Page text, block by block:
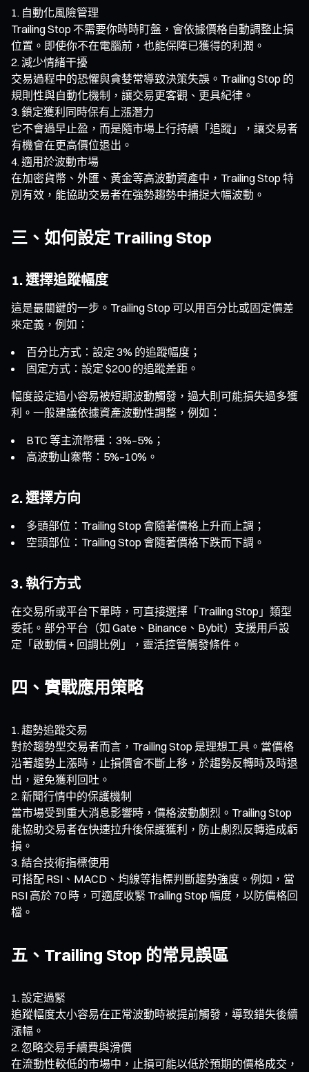
自動化風險管理
Trailing Stop 不需要你時時盯盤，會依據價格自動調整止損
位置。即使你不在電腦前，也能保障已獲得的利潤。
減少情緒干擾
交易過程中的恐懼與貪婪常導致決策失誤。Trailing Stop 的
規則性與自動化機制，讓交易更客觀、更具紀律。
鎖定獲利同時保有上漲潛力
它不會過早止盈，而是隨市場上行持續「追蹤」，讓交易者
有機會在更高價位退出。
適用於波動市場
在加密貨幣、外匯、黃金等高波動資產中，Trailing Stop 特
別有效，能協助交易者在強勢趨勢中捕捉大幅波動。
三、如何設定 Trailing Stop
1. 選擇追蹤幅度
這是最關鍵的一步。Trailing Stop 可以用百分比或固定價差
來定義，例如：
百分比方式：設定 3% 的追蹤幅度；
固定方式：設定 $200 的追蹤差距。
幅度設定過小容易被短期波動觸發，過大則可能損失過多獲
利。一般建議依據資產波動性調整，例如：
BTC 等主流幣種：3%–5%；
高波動山寨幣：5%–10%。
2. 選擇方向
多頭部位：Trailing Stop 會隨著價格上升而上調；
空頭部位：Trailing Stop 會隨著價格下跌而下調。
3. 執行方式
在交易所或平台下單時，可直接選擇「Trailing Stop」類型
委託。部分平台（如 Gate、Binance、Bybit）支援用戶設
定「啟動價 + 回調比例」，靈活控管觸發條件。
四、實戰應用策略
趨勢追蹤交易
對於趨勢型交易者而言，Trailing Stop 是理想工具。當價格
沿著趨勢上漲時，止損價會不斷上移，於趨勢反轉時及時退
出，避免獲利回吐。
新聞行情中的保護機制
當市場受到重大消息影響時，價格波動劇烈。Trailing Stop
能協助交易者在快速拉升後保護獲利，防止劇烈反轉造成虧
損。
結合技術指標使用
可搭配 RSI、MACD、均線等指標判斷趨勢強度。例如，當
RSI 高於 70 時，可適度收緊 Trailing Stop 幅度，以防價格回
檔。
五、Trailing Stop 的常見誤區
設定過緊
追蹤幅度太小容易在正常波動時被提前觸發，導致錯失後續
漲幅。
忽略交易手續費與滑價
在流動性較低的市場中，止損可能以低於預期的價格成交，